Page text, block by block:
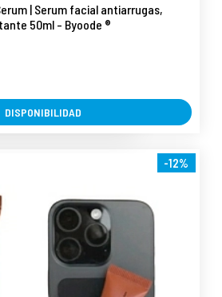
| Serum facial antiarrugas,
50ml - Byoode ®
DISPONIBILIDAD
-12%